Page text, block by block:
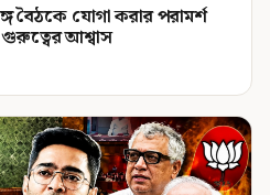
বৈঠকে যোগা করার পরামর্শ
গুরুত্বের আশ্বাস